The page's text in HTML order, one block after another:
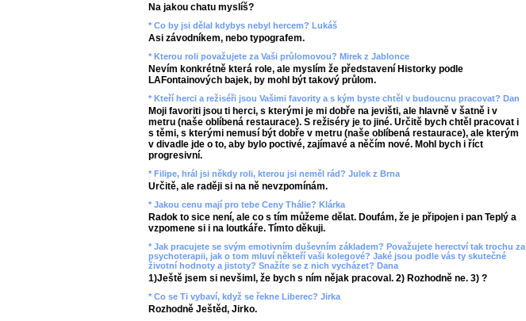
Na jakou chatu myslíš?
* Co by jsi dělal kdybys nebyl hercem? Lukáš
Asi závodníkem, nebo typografem.
* Kterou roli považujete za Vaši průlomovou? Mirek z Jablonce
Nevím konkrétně která role, ale myslím že představení Historky podle
LAFontainových bajek, by mohl být takový průlom.
* Kteří herci a režiséři jsou Vašimi favority a s kým byste chtěl v budoucnu pracovat? Dan
Moji favoriti jsou ti herci, s kterými je mi dobře na jevišti, ale hlavně v šatně i v
metru (naše oblíbená restaurace). S režiséry je to jiné. Určitě bych chtěl pracovat i
s těmi, s kterými nemusí být dobře v metru (naše oblíbená restaurace), ale kterým
v divadle jde o to, aby bylo poctivé, zajímavé a něčím nové. Mohl bych i říct
progresivní.
* Filipe, hrál jsi někdy roli, kterou jsi neměl rád? Julek z Brna
Určitě, ale raději si na ně nevzpomínám.
* Jakou cenu mají pro tebe Ceny Thálie? Klárka
Radok to sice není, ale co s tím můžeme dělat. Doufám, že je připojen i pan Teplý a
vzpomene si i na loutkáře. Tímto děkuji.
* Jak pracujete se svým emotivním duševním základem? Považujete herectví tak trochu za
psychoterapii, jak o tom mluví někteří vaši kolegové? Jaké jsou podle vás ty skutečné
životní hodnoty a jistoty? Snažíte se z nich vycházet? Dana
1)Ještě jsem si nevšiml, že bych s ním nějak pracoval. 2) Rozhodně ne. 3) ?
* Co se Ti vybaví, když se řekne Liberec? Jirka
Rozhodně Ještěd, Jirko.